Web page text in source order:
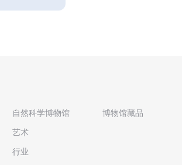
自然科学博物馆
艺术
行业
博物馆藏品